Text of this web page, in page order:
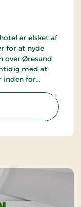
er elsket af
for at nyde
over Øresund
med at
inden for
Hotel,